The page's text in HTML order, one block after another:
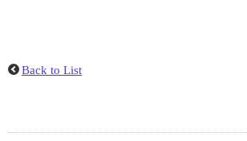
Back to List